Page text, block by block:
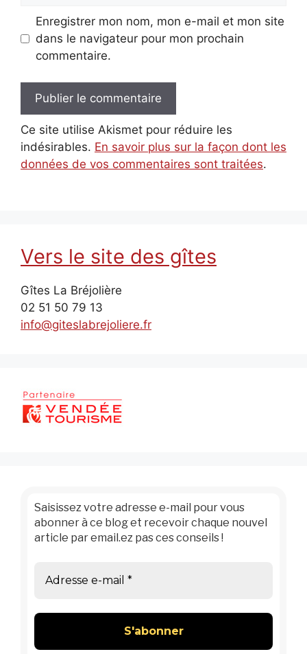
Enregistrer mon nom, mon e-mail et mon site
dans le navigateur pour mon prochain
commentaire.
Ce site utilise Akismet pour réduire les
indésirables. En savoir plus sur la façon dont les
données de vos commentaires sont traitées.
Vers le site des gîtes
Gîtes La Bréjolière
02 51 50 79 13
info@giteslabrejoliere.fr
Saisissez votre adresse e-mail pour vous
abonner à ce blog et recevoir chaque nouvel
article par email.ez pas ces conseils !